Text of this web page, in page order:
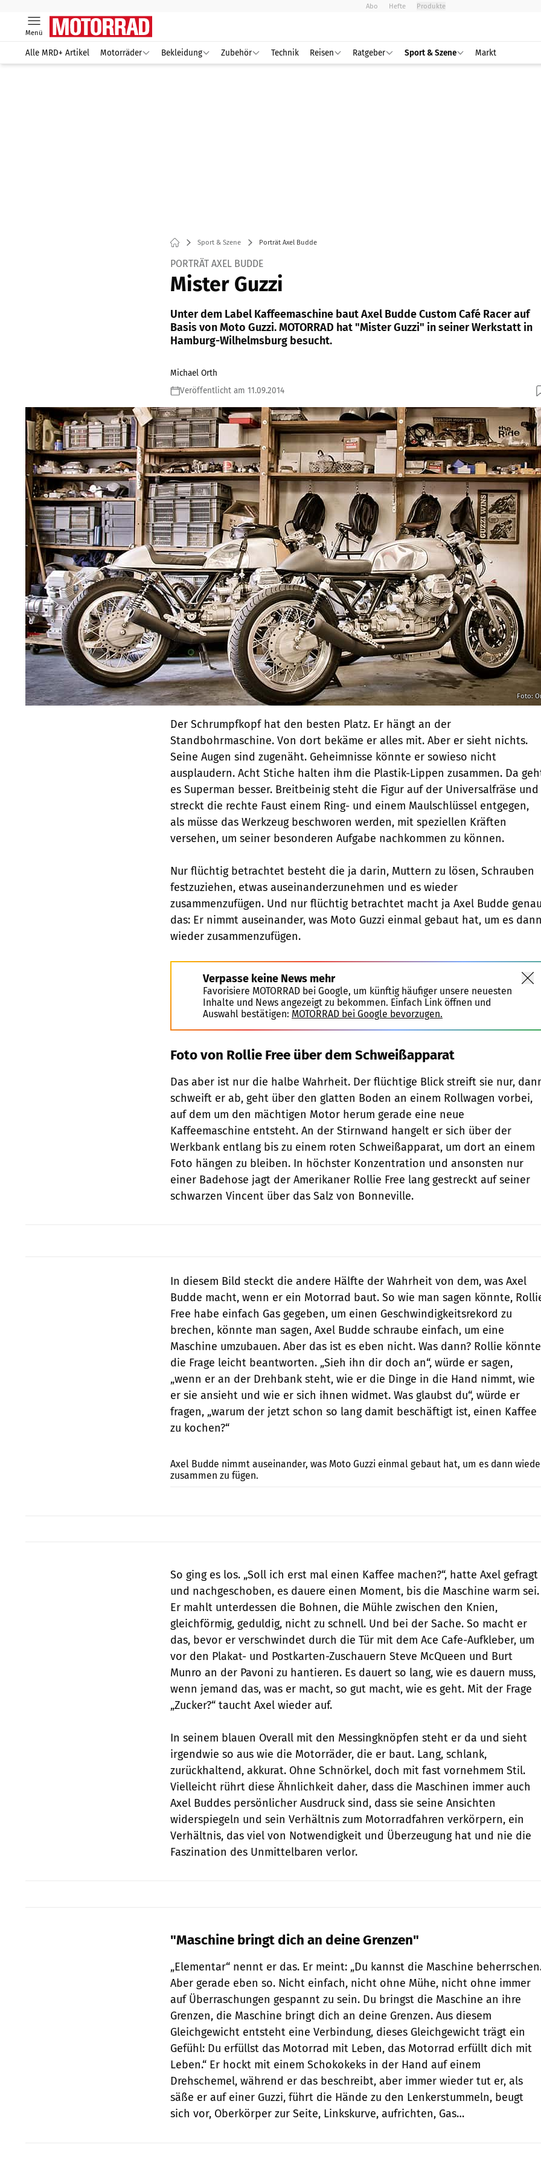
Abo Hefte Produkte
Menü
Alle MRD+ Artikel Motorräder Bekleidung Zubehör Technik Reisen Ratgeber Sport & Szene Markt
Sport & Szene Porträt Axel Budde
PORTRÄT AXEL BUDDE
Mister Guzzi
Unter dem Label Kaffeemaschine baut Axel Budde Custom Café Racer auf
Basis von Moto Guzzi. MOTORRAD hat "Mister Guzzi" in seiner Werkstatt in
Hamburg-Wilhelmsburg besucht.
Michael Orth
Veröffentlicht am 11.09.2014
Foto:
Der Schrumpfkopf hat den besten Platz. Er hängt an der
Standbohrmaschine. Von dort bekäme er alles mit. Aber er sieht nichts.
Seine Augen sind zugenäht. Geheimnisse könnte er sowieso nicht
ausplaudern. Acht Stiche halten ihm die Plastik-Lippen zusammen. Da
es Superman besser. Breitbeinig steht die Figur auf der Universalfräse und
streckt die rechte Faust einem Ring- und einem Maulschlüssel entgegen,
als müsse das Werkzeug beschworen werden, mit speziellen Kräften
versehen, um seiner besonderen Aufgabe nachkommen zu können.
Nur flüchtig betrachtet besteht die ja darin, Muttern zu lösen, Schrauben
festzuziehen, etwas auseinanderzunehmen und es wieder
zusammenzufügen. Und nur flüchtig betrachtet macht ja Axel Budde genau
das: Er nimmt auseinander, was Moto Guzzi einmal gebaut hat, um es dann
wieder zusammenzufügen.
Verpasse keine News mehr
Favorisiere MOTORRAD bei Google, um künftig häufiger unsere neuesten
Inhalte und News angezeigt zu bekommen. Einfach Link öffnen und
Auswahl bestätigen: MOTORRAD bei Google bevorzugen.
Foto von Rollie Free über dem Schweißapparat
Das aber ist nur die halbe Wahrheit. Der flüchtige Blick streift sie nur,
schweift er ab, geht über den glatten Boden an einem Rollwagen vorbei,
auf dem um den mächtigen Motor herum gerade eine neue
Kaffeemaschine entsteht. An der Stirnwand hangelt er sich über der
Werkbank entlang bis zu einem roten Schweißapparat, um dort an einem
Foto hängen zu bleiben. In höchster Konzentration und ansonsten nur
einer Badehose jagt der Amerikaner Rollie Free lang gestreckt auf seiner
schwarzen Vincent über das Salz von Bonneville.
In diesem Bild steckt die andere Hälfte der Wahrheit von dem, was Axel
Budde macht, wenn er ein Motorrad baut. So wie man sagen könnte,
Free habe einfach Gas gegeben, um einen Geschwindigkeitsrekord zu
brechen, könnte man sagen, Axel Budde schraube einfach, um eine
Maschine umzubauen. Aber das ist es eben nicht. Was dann? Rollie könnte
die Frage leicht beantworten. „Sieh ihn dir doch an“, würde er sagen,
„wenn er an der Drehbank steht, wie er die Dinge in die Hand nimmt, wie
er sie ansieht und wie er sich ihnen widmet. Was glaubst du“, würde er
fragen, „warum der jetzt schon so lang damit beschäftigt ist, einen Kaffee
zu kochen?“
Axel Budde nimmt auseinander, was Moto Guzzi einmal gebaut hat, um es dann
zusammen zu fügen.
So ging es los. „Soll ich erst mal einen Kaffee machen?“, hatte Axel gefragt
und nachgeschoben, es dauere einen Moment, bis die Maschine warm sei.
Er mahlt unterdessen die Bohnen, die Mühle zwischen den Knien,
gleichförmig, geduldig, nicht zu schnell. Und bei der Sache. So macht er
das, bevor er verschwindet durch die Tür mit dem Ace Cafe-Aufkleber, um
vor den Plakat- und Postkarten-Zuschauern Steve McQueen und Burt
Munro an der Pavoni zu hantieren. Es dauert so lang, wie es dauern muss,
wenn jemand das, was er macht, so gut macht, wie es geht. Mit der Frage
„Zucker?“ taucht Axel wieder auf.
In seinem blauen Overall mit den Messingknöpfen steht er da und sieht
irgendwie so aus wie die Motorräder, die er baut. Lang, schlank,
zurückhaltend, akkurat. Ohne Schnörkel, doch mit fast vornehmem Stil.
Vielleicht rührt diese Ähnlichkeit daher, dass die Maschinen immer auch
Axel Buddes persönlicher Ausdruck sind, dass sie seine Ansichten
widerspiegeln und sein Verhältnis zum Motorradfahren verkörpern, ein
Verhältnis, das viel von Notwendigkeit und Überzeugung hat und nie die
Faszination des Unmittelbaren verlor.
"Maschine bringt dich an deine Grenzen"
„Elementar“ nennt er das. Er meint: „Du kannst die Maschine
Aber gerade eben so. Nicht einfach, nicht ohne Mühe, nicht ohne immer
auf Überraschungen gespannt zu sein. Du bringst die Maschine an ihre
Grenzen, die Maschine bringt dich an deine Grenzen. Aus diesem
Gleichgewicht entsteht eine Verbindung, dieses Gleichgewicht trägt ein
Gefühl: Du erfüllst das Motorrad mit Leben, das Motorrad erfüllt dich mit
Leben.“ Er hockt mit einem Schokokeks in der Hand auf einem
Drehschemel, während er das beschreibt, aber immer wieder tut er, als
säße er auf einer Guzzi, führt die Hände zu den Lenkerstummeln, beugt
sich vor, Oberkörper zur Seite, Linkskurve, aufrichten, Gas…